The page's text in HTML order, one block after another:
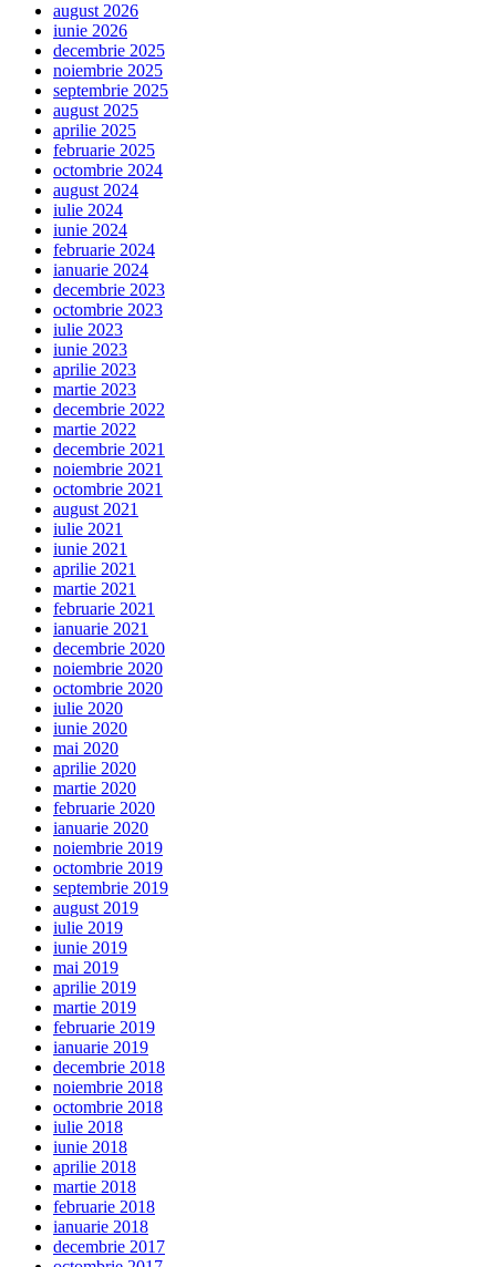
august 2026
iunie 2026
decembrie 2025
noiembrie 2025
septembrie 2025
august 2025
aprilie 2025
februarie 2025
octombrie 2024
august 2024
iulie 2024
iunie 2024
februarie 2024
ianuarie 2024
decembrie 2023
octombrie 2023
iulie 2023
iunie 2023
aprilie 2023
martie 2023
decembrie 2022
martie 2022
decembrie 2021
noiembrie 2021
octombrie 2021
august 2021
iulie 2021
iunie 2021
aprilie 2021
martie 2021
februarie 2021
ianuarie 2021
decembrie 2020
noiembrie 2020
octombrie 2020
iulie 2020
iunie 2020
mai 2020
aprilie 2020
martie 2020
februarie 2020
ianuarie 2020
noiembrie 2019
octombrie 2019
septembrie 2019
august 2019
iulie 2019
iunie 2019
mai 2019
aprilie 2019
martie 2019
februarie 2019
ianuarie 2019
decembrie 2018
noiembrie 2018
octombrie 2018
iulie 2018
iunie 2018
aprilie 2018
martie 2018
februarie 2018
ianuarie 2018
decembrie 2017